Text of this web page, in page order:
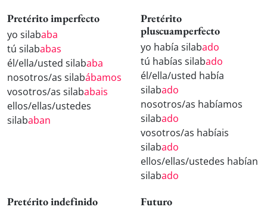
Pretérito imperfecto
yo silababa
tú silababas
él/ella/usted silababa
nosotros/as silabábamos
vosotros/as silababais
ellos/ellas/ustedes
silababan
Pretérito
pluscuamperfecto
yo había silabado
tú habías silabado
él/ella/usted había
silabado
nosotros/as habíamos
silabado
vosotros/as habíais
silabado
ellos/ellas/ustedes habían
silabado
Pretérito indefinido Futuro